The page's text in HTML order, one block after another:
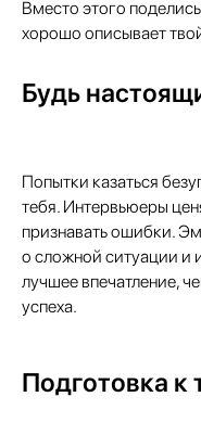
Вместо этого
хорошо описывает
Будь
Попытки казаться
тебя. Интервьюеры
признавать ошибки.
о сложной ситуации и
лучшее впечатление,
успеха.
Подготовка